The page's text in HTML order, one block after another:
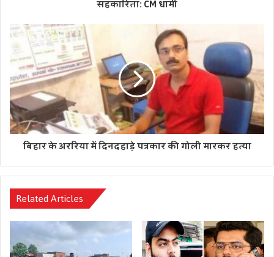
सहकारिता: CM धामी
बिहार के अररिया में दिनदहाड़े पत्रकार की गोली मारकर हत्या
Related Articles